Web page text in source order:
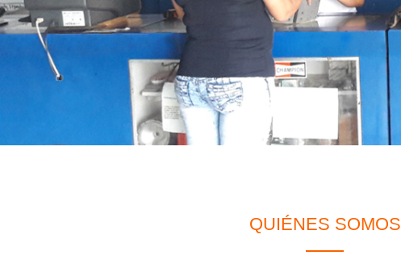
QUIÉNES SOMOS